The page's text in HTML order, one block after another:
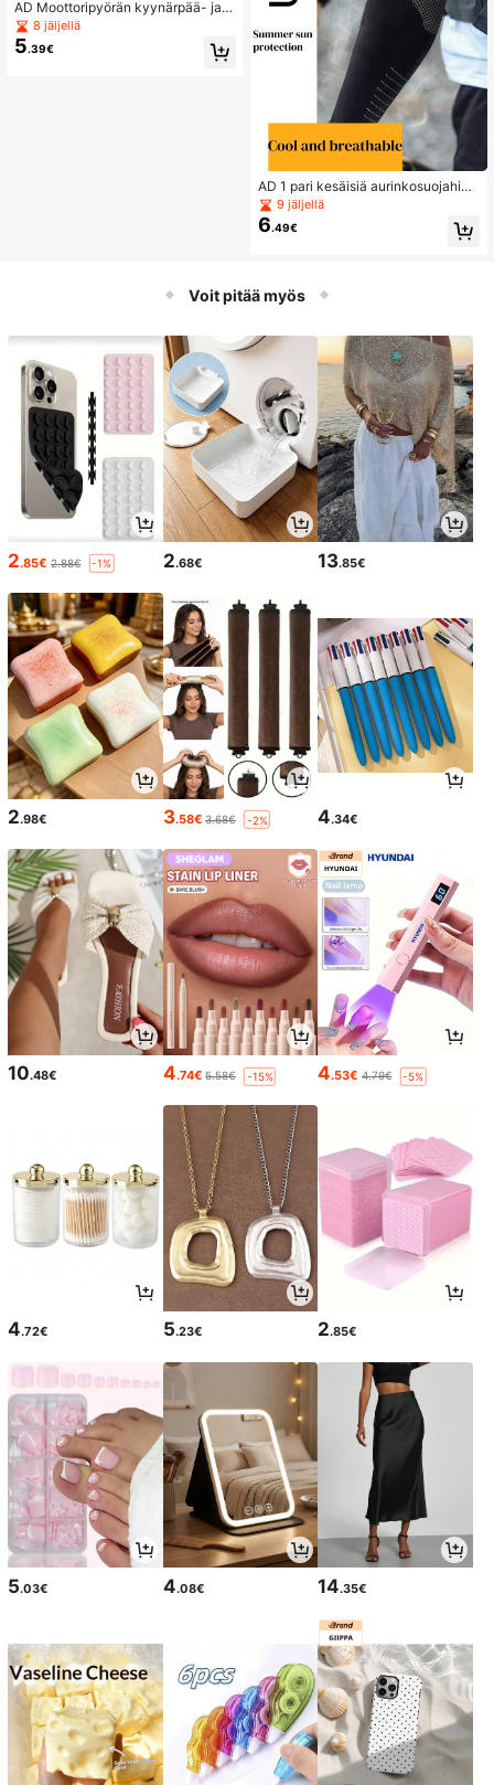
AD Moottoripyörän kyynärpää- ja r
annesuojat
8 jäljellä
5.39€
AD 1 pari kesäisiä aurinkosuojahiho
ja, ulkoilu- ja pyöräilyhihoja, kalast
ushihoja, hengittäviä unisex-jääsilk
kihihoja
9 jäljellä
6.49€
Voit pitää myös
2.85€ 2.88€ -1% 2.68€ 13.85€
2.98€ 3.58€ 3.68€ -2% 4.34€
10.48€ 4.74€ 5.58€ -15% 4.53€ 4.79€ -5%
4.72€ 5.23€ 2.85€
5.03€ 4.08€ 14.35€